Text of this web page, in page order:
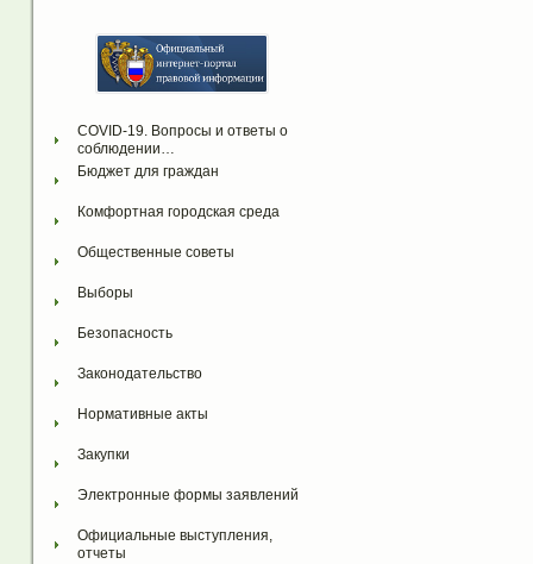
COVID-19. Вопросы и ответы о
соблюдении…
Бюджет для граждан
Комфортная городская среда
Общественные советы
Выборы
Безопасность
Законодательство
Нормативные акты
Закупки
Электронные формы заявлений
Официальные выступления,
отчеты